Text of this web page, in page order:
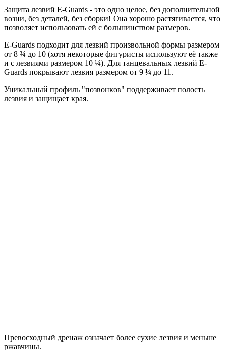
Защита лезвий E-Guards - это одно целое, без дополнительной
возни, без деталей, без сборки! Она хорошо растягивается, что
позволяет использовать ей с большинством размеров.
E-Guards подходит для лезвий произвольной формы размером
от 8 ¾ до 10 (хотя некоторые фигуристы используют её также
и с лезвиями размером 10 ¼). Для танцевальных лезвий E-
Guards покрывают лезвия размером от 9 ¼ до 11.
Уникальный профиль "позвонков" поддерживает полость
лезвия и защищает края.
Превосходный дренаж означает более сухие лезвия и меньше
ржавчины.